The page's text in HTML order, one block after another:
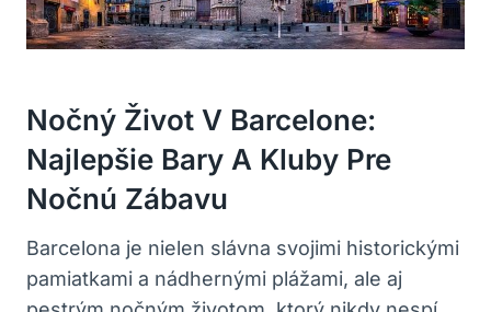
Nočný Život V Barcelone:
Najlepšie Bary A Kluby Pre
Nočnú Zábavu
Barcelona je nielen slávna svojimi historickými
pamiatkami a nádhernými plážami, ale aj